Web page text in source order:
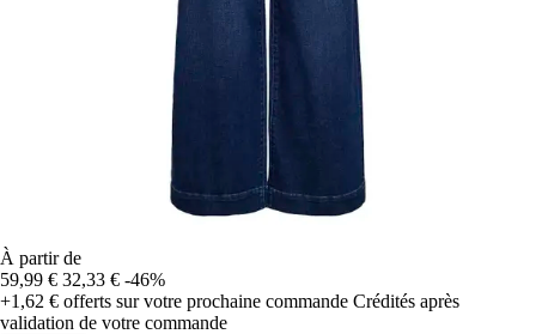
À partir de
59,99 € 32,33 € -46%
+1,62 € offerts sur votre prochaine commande Crédités après
validation de votre commande